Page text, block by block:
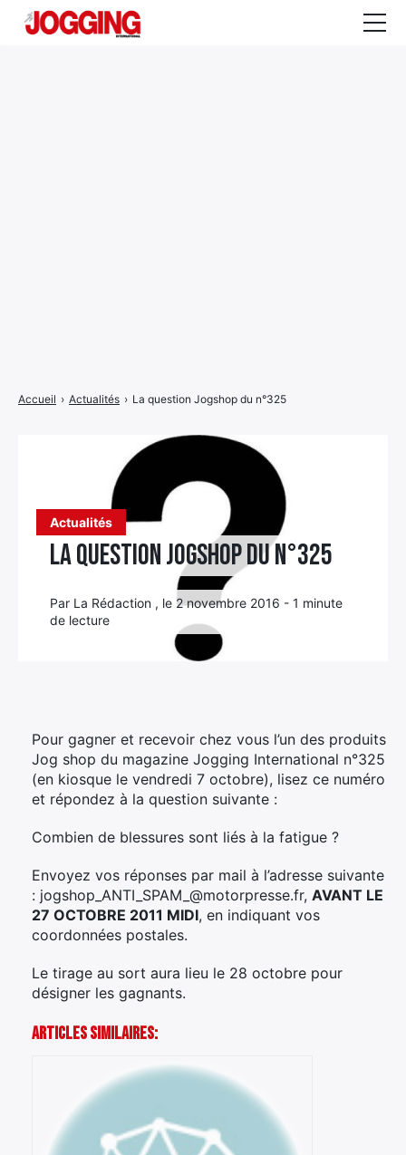
Actualités
La question Jogshop du n°325
Par La Rédaction , le 2 novembre 2016 - 1 minute
de lecture
Accueil › Actualités › La question Jogshop du n°325
Pour gagner et recevoir chez vous l’un des produits
Jog shop du magazine Jogging International n°325
(en kiosque le vendredi 7 octobre), lisez ce numéro
et répondez à la question suivante :
Combien de blessures sont liés à la fatigue ?
Envoyez vos réponses par mail à l’adresse suivante
: jogshop _ANTI_SPAM_ @motorpresse.fr, AVANT LE
27 OCTOBRE 2011 MIDI, en indiquant vos
coordonnées postales.
Le tirage au sort aura lieu le 28 octobre pour
désigner les gagnants.
Articles Similaires:
Élément
menu
Élément
menu
Élément